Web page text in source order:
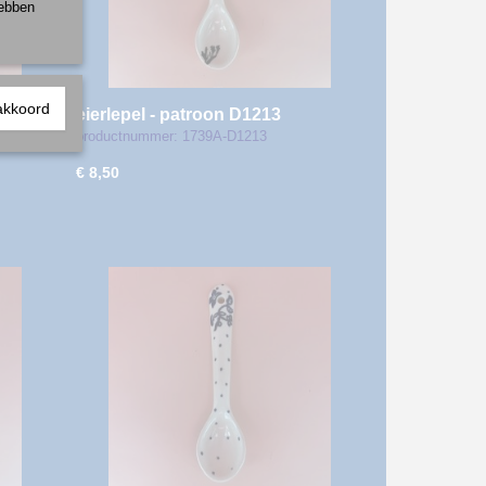
eierlepel - patroon D1213
productnummer: 1739A-D1213
€ 8,50